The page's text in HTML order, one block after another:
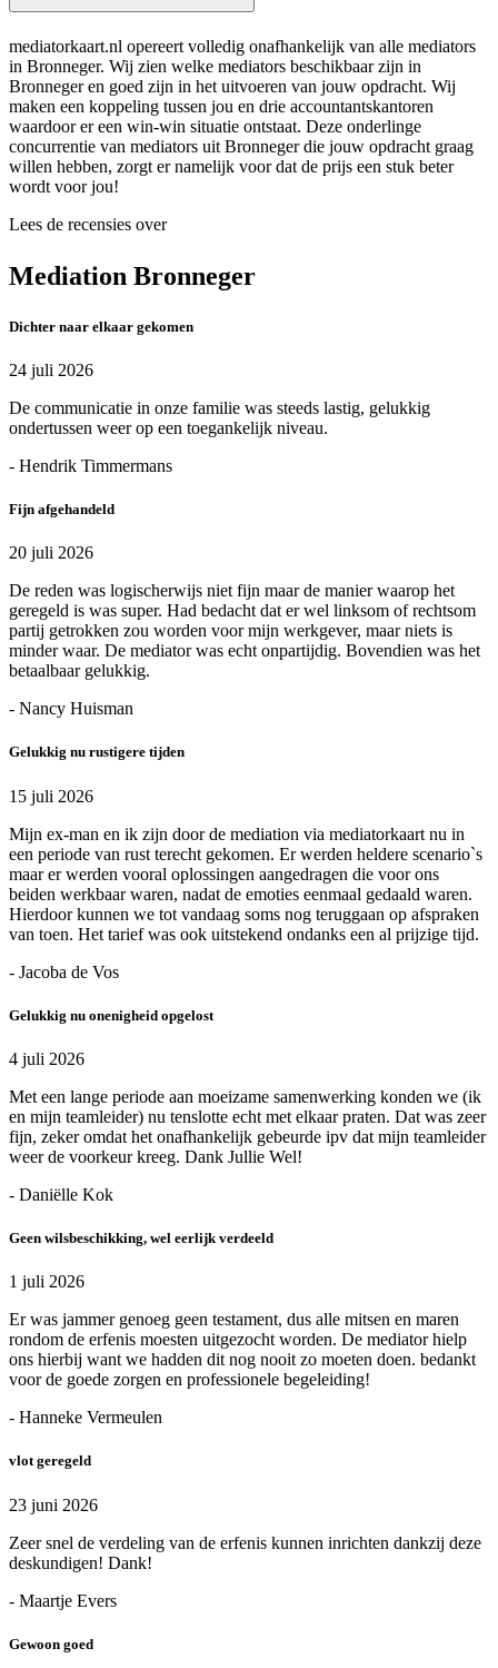
mediatorkaart.nl opereert volledig onafhankelijk van alle mediators
in Bronneger. Wij zien welke mediators beschikbaar zijn in
Bronneger en goed zijn in het uitvoeren van jouw opdracht. Wij
maken een koppeling tussen jou en drie accountantskantoren
waardoor er een win-win situatie ontstaat. Deze onderlinge
concurrentie van mediators uit Bronneger die jouw opdracht graag
willen hebben, zorgt er namelijk voor dat de prijs een stuk beter
wordt voor jou!
Lees de recensies over
Mediation Bronneger
Dichter naar elkaar gekomen
24 juli 2026
De communicatie in onze familie was steeds lastig, gelukkig
ondertussen weer op een toegankelijk niveau.
- Hendrik Timmermans
Fijn afgehandeld
20 juli 2026
De reden was logischerwijs niet fijn maar de manier waarop het
geregeld is was super. Had bedacht dat er wel linksom of rechtsom
partij getrokken zou worden voor mijn werkgever, maar niets is
minder waar. De mediator was echt onpartijdig. Bovendien was het
betaalbaar gelukkig.
- Nancy Huisman
Gelukkig nu rustigere tijden
15 juli 2026
Mijn ex-man en ik zijn door de mediation via mediatorkaart nu in
een periode van rust terecht gekomen. Er werden heldere scenario`s
maar er werden vooral oplossingen aangedragen die voor ons
beiden werkbaar waren, nadat de emoties eenmaal gedaald waren.
Hierdoor kunnen we tot vandaag soms nog teruggaan op afspraken
van toen. Het tarief was ook uitstekend ondanks een al prijzige tijd.
- Jacoba de Vos
Gelukkig nu onenigheid opgelost
4 juli 2026
Met een lange periode aan moeizame samenwerking konden we (ik
en mijn teamleider) nu tenslotte echt met elkaar praten. Dat was zeer
fijn, zeker omdat het onafhankelijk gebeurde ipv dat mijn teamleider
weer de voorkeur kreeg. Dank Jullie Wel!
- Daniëlle Kok
Geen wilsbeschikking, wel eerlijk verdeeld
1 juli 2026
Er was jammer genoeg geen testament, dus alle mitsen en maren
rondom de erfenis moesten uitgezocht worden. De mediator hielp
ons hierbij want we hadden dit nog nooit zo moeten doen. bedankt
voor de goede zorgen en professionele begeleiding!
- Hanneke Vermeulen
vlot geregeld
23 juni 2026
Zeer snel de verdeling van de erfenis kunnen inrichten dankzij deze
deskundigen! Dank!
- Maartje Evers
Gewoon goed